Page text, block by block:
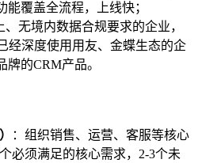
覆盖全流程，上线快；
无境内数据合规要求的企业，
经深度使用用友、金蝶生态的企
牌的CRM产品。
：组织销售、运营、客服等核心
必须满足的核心需求，2-3个未